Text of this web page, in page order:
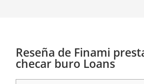
Reseña de Finami
checar buro Loans